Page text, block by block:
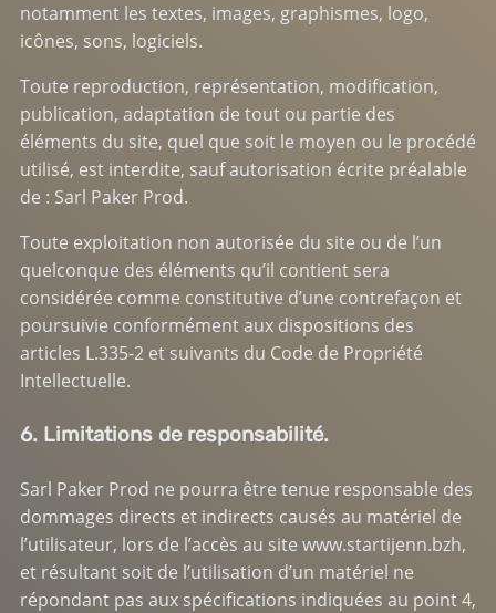
notamment les textes, images, graphismes, logo,
icônes, sons, logiciels.
Toute reproduction, représentation, modification,
publication, adaptation de tout ou partie des
éléments du site, quel que soit le moyen ou le procédé
utilisé, est interdite, sauf autorisation écrite préalable
de : Sarl Paker Prod.
Toute exploitation non autorisée du site ou de l’un
quelconque des éléments qu’il contient sera
considérée comme constitutive d’une contrefaçon et
poursuivie conformément aux dispositions des
articles L.335-2 et suivants du Code de Propriété
Intellectuelle.
6. Limitations de responsabilité.
Sarl Paker Prod ne pourra être tenue responsable des
dommages directs et indirects causés au matériel de
l’utilisateur, lors de l’accès au site www.startijenn.bzh,
et résultant soit de l’utilisation d’un matériel ne
répondant pas aux spécifications indiquées au point 4,